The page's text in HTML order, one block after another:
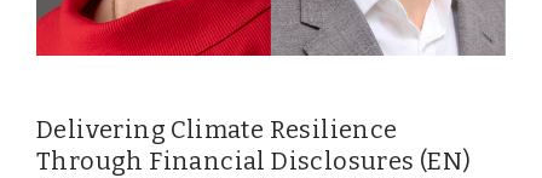
Delivering Climate Resilience
Through Financial Disclosures (EN)